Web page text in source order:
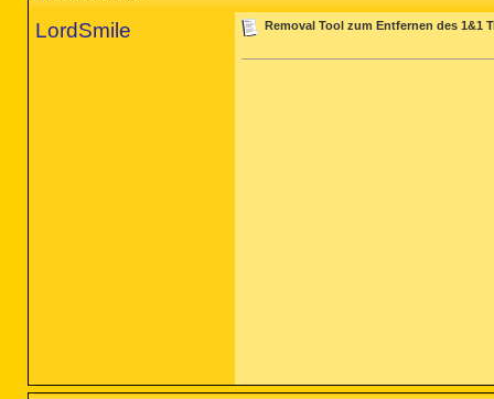
LordSmile Removal Tool zum Entfernen des 1&1